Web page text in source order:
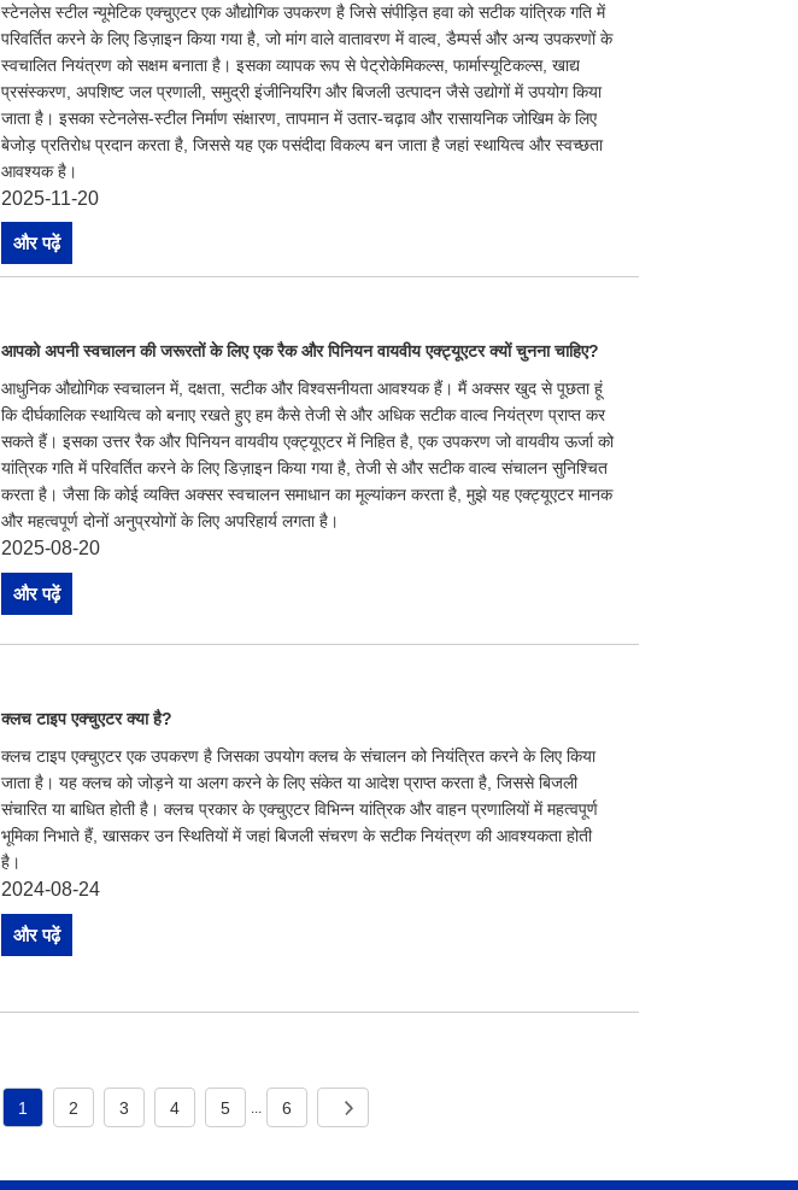
स्टेनलेस स्टील न्यूमेटिक एक्चुएटर एक औद्योगिक उपकरण है जिसे संपीड़ित हवा को सटीक यांत्रिक गति में
परिवर्तित करने के लिए डिज़ाइन किया गया है, जो मांग वाले वातावरण में वाल्व, डैम्पर्स और अन्य उपकरणों के
स्वचालित नियंत्रण को सक्षम बनाता है। इसका व्यापक रूप से पेट्रोकेमिकल्स, फार्मास्यूटिकल्स, खाद्य
प्रसंस्करण, अपशिष्ट जल प्रणाली, समुद्री इंजीनियरिंग और बिजली उत्पादन जैसे उद्योगों में उपयोग किया
जाता है। इसका स्टेनलेस-स्टील निर्माण संक्षारण, तापमान में उतार-चढ़ाव और रासायनिक जोखिम के लिए
बेजोड़ प्रतिरोध प्रदान करता है, जिससे यह एक पसंदीदा विकल्प बन जाता है जहां स्थायित्व और स्वच्छता
आवश्यक है।
2025-11-20
और पढ़ें
आपको अपनी स्वचालन की जरूरतों के लिए एक रैक और पिनियन वायवीय एक्ट्यूएटर क्यों चुनना चाहिए?
आधुनिक औद्योगिक स्वचालन में, दक्षता, सटीक और विश्वसनीयता आवश्यक हैं। मैं अक्सर खुद से पूछता हूं
कि दीर्घकालिक स्थायित्व को बनाए रखते हुए हम कैसे तेजी से और अधिक सटीक वाल्व नियंत्रण प्राप्त कर
सकते हैं। इसका उत्तर रैक और पिनियन वायवीय एक्ट्यूएटर में निहित है, एक उपकरण जो वायवीय ऊर्जा को
यांत्रिक गति में परिवर्तित करने के लिए डिज़ाइन किया गया है, तेजी से और सटीक वाल्व संचालन सुनिश्चित
करता है। जैसा कि कोई व्यक्ति अक्सर स्वचालन समाधान का मूल्यांकन करता है, मुझे यह एक्ट्यूएटर मानक
और महत्वपूर्ण दोनों अनुप्रयोगों के लिए अपरिहार्य लगता है।
2025-08-20
और पढ़ें
क्लच टाइप एक्चुएटर क्या है?
क्लच टाइप एक्चुएटर एक उपकरण है जिसका उपयोग क्लच के संचालन को नियंत्रित करने के लिए किया
जाता है। यह क्लच को जोड़ने या अलग करने के लिए संकेत या आदेश प्राप्त करता है, जिससे बिजली
संचारित या बाधित होती है। क्लच प्रकार के एक्चुएटर विभिन्न यांत्रिक और वाहन प्रणालियों में महत्वपूर्ण
भूमिका निभाते हैं, खासकर उन स्थितियों में जहां बिजली संचरण के सटीक नियंत्रण की आवश्यकता होती
है।
2024-08-24
और पढ़ें
1 2 3 4 5 ... 6